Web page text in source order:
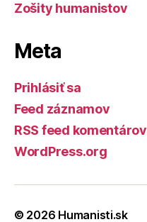
Zošity humanistov
Meta
Prihlásiť sa
Feed záznamov
RSS feed komentárov
WordPress.org
© 2026 Humanisti.sk